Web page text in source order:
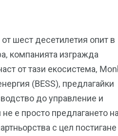
шест десетилетия опит в
компанията изгражда
от тази екосистема,
(BESS), предлагайки
до управление и
е просто предлагането на
с цел постигане